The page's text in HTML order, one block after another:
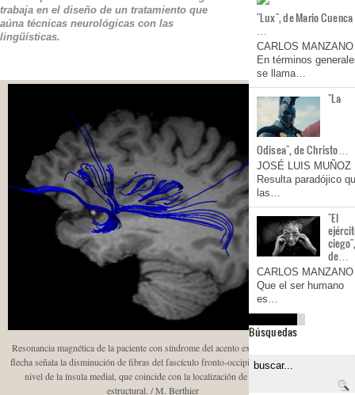
trabaja en el diseño de un tratamiento que
aúna técnicas neurológicas con las
lingüísticas.
Resonancia magnética de la paciente con síndrome del acento extranjero. La
flecha señala la disminución de fibras del fascículo fronto-occipital inferior a
nivel de la ínsula medial, que coincide con la localización de la lesión
estructural. / M. Berthier
"Lux", de Mario Cuenca
…
CARLOS MANZANO
En términos
se llama…
"La
Odisea", de Christo…
JOSÉ LUIS MUÑOZ
Resulta paradójico
las…
"El
de…
CARLOS MANZANO
Que el ser humano
es…
Búsquedas